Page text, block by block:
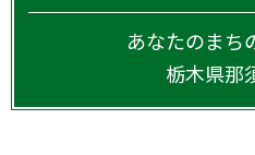
あなたのまち
栃木県那